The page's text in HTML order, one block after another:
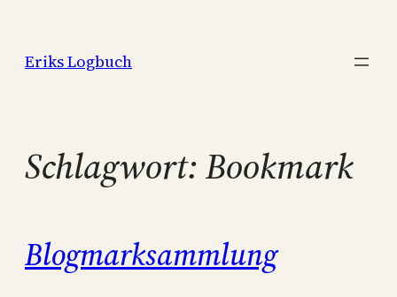
springen
Eriks Logbuch
Schlagwort:Bookmark
Blogmarksammlung